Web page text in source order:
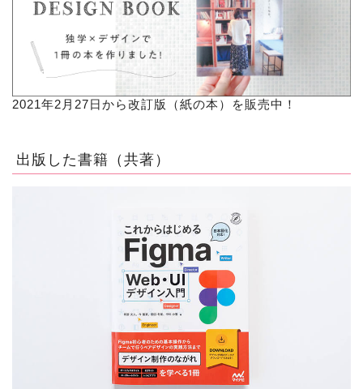
2021年2月27日から改訂版（紙の本）を販売中！
出版した書籍（共著）